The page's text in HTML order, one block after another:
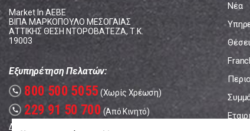
Market In ΑΕΒΕ
ΒΙΠΑ ΜΑΡΚΟΠΟΥΛΟ ΜΕΣΟΓΑΙΑΣ
ΑΤΤΙΚΗΣ ΘΕΣΗ ΝΤΟΡΟΒΑΤΕΖΑ, Τ.Κ.
19003
Εξυπηρέτηση Πελατών:
call 800 500 5055 (Χωρίς Χρέωση)
call 229 91 50 700 (Από Κινητό)
Δευτέρα - Παρασκευή: 08:00 - 17:00
Νέα